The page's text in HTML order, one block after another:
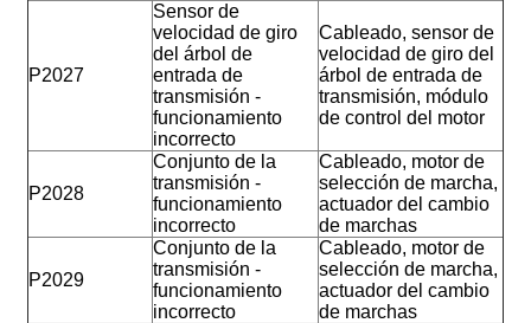
P2027
Sensor de
velocidad de giro
del árbol de
entrada de
transmisión -
funcionamiento
incorrecto
Cableado, sensor de
velocidad de giro del
árbol de entrada de
transmisión, módulo
de control del motor
P2028
Conjunto de la
transmisión -
funcionamiento
incorrecto
Cableado, motor de
selección de marcha,
actuador del cambio
de marchas
P2029
Conjunto de la
transmisión -
funcionamiento
incorrecto
Cableado, motor de
selección de marcha,
actuador del cambio
de marchas